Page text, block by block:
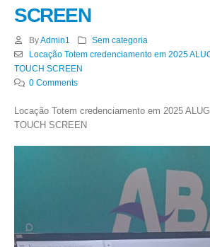
SCREEN
ByAdmin1
Sem categoria
Locação Totem credenciamento em 2025
TOUCH SCREEN
0 Comments
Locação Totem credenciamento em 2025
TOUCH SCREEN